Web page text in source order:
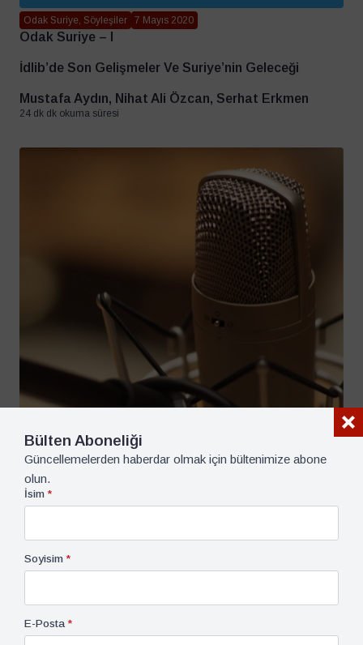
Odak Suriye, Söyleşiler 7 Mayıs 2020
Odak Suriye – I
İdlib’de Son Gelişmeler Ve Suriye’nin Geleceği
Mustafa Aydın, Nihat Ali Özcan, Serhat Erkmen
24 dk dk okuma süresi
Covid-19 & Uİ / IR, Söyleşiler
PANORAMA SÖYLEŞİLERİ – III
26 dk dk okuma süresi
Bülten Aboneliği
Güncellemelerden haberdar olmak için bültenimize abone
olun.
İsim *
Soyisim *
E-Posta *